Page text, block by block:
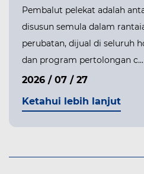
Pembalut pelekat adalah
disusun semula dalam
perubatan, dijual di seluruh
dan program pertolongan c...
2026 / 07 / 27
Ketahui lebih lanjut